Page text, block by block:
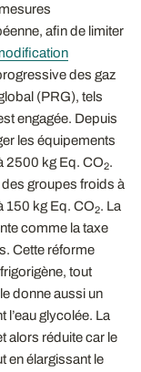
afin de limiter
des gaz
(PRG), tels
engagée. Depuis
les équipements
2500 kg Eq. CO2.
groupes froids à
150 kg Eq. CO2. La
comme la taxe
Cette réforme
tout
donne aussi un
l’eau glycolée. La
alors réduite car le
en élargissant le